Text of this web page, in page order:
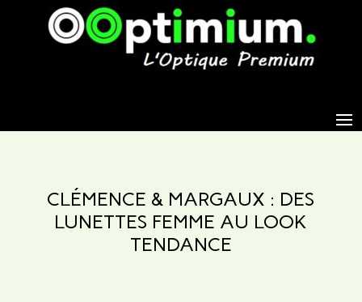
CLÉMENCE & MARGAUX : DES
LUNETTES FEMME AU LOOK
TENDANCE